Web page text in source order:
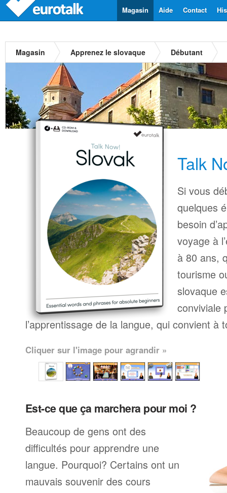
Contact
Aide
Magasin
Magasin Apprenez le slovaque Débutant
Talk
Si vous
quelques
besoin
voyage à
à 80 ans,
tourisme
slovaque
conviviale
l’apprentissage de la langue, qui convient à
Cliquer sur l'image pour agrandir »
Est-ce que ça marchera pour moi ?
Beaucoup de gens ont des
difficultés pour apprendre une
langue. Pourquoi? Certains ont un
mauvais souvenir des cours